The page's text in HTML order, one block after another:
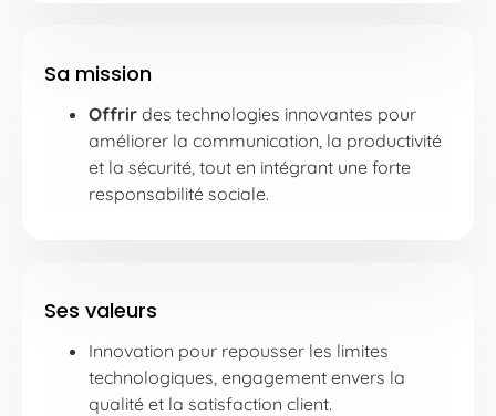
Sa mission
Offrir des technologies innovantes pour
améliorer la communication, la productivité
et la sécurité, tout en intégrant une forte
responsabilité sociale.
Ses valeurs
Innovation pour repousser les limites
technologiques, engagement envers la
qualité et la satisfaction client.